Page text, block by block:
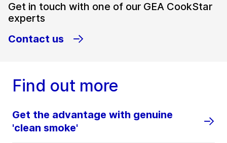
Get in touch with one of our GEA CookStar
experts
Contact us
Find out more
Get the advantage with genuine
'clean smoke'